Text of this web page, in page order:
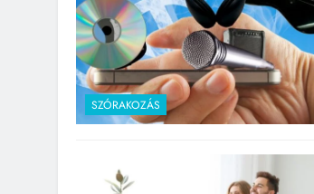
SZÓRAKOZÁS